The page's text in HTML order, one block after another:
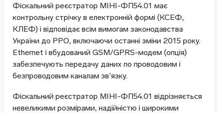
Фіскальний реєстратор МІНІ-ФП54.01 має
контрольну стрічку в електронній формі (КСЕФ,
КЛЕФ) і відповідає всім вимогам законодавства
України до РРО, включаючи останні зміни 2015 року.
Ethernet і вбудований GSM/GPRS-модем (опція)
забезпечують передачу даних по проводовим і
безпроводовим каналам зв’язку.
Фіскальний реєстратор МІНІ-ФП54.01 відрізняється
невеликими розмірами, надійністю і широкими